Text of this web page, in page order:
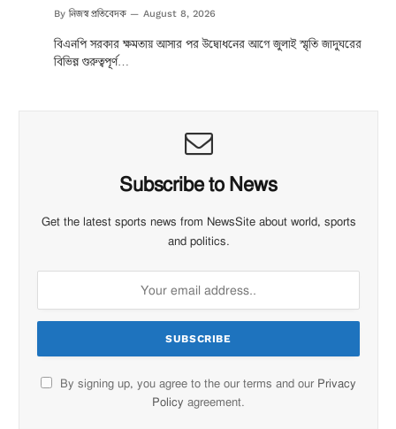
By নিজস্ব প্রতিবেদক August 8, 2026
বিএনপি সরকার ক্ষমতায় আসার পর উদ্বোধনের আগে জুলাই স্মৃতি জাদুঘরের
বিভিন্ন গুরুত্বপূর্ণ…
Subscribe to News
Get the latest sports news from NewsSite about world, sports
and politics.
By signing up, you agree to the our terms and our Privacy
Policy agreement.